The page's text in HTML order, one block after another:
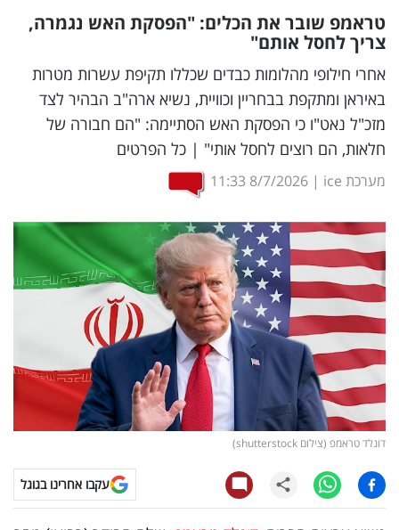
דיגיטל
וטק
שיווק
ופרסום
משפט
מדדים
ומחקרים
דעות
רכילות
עסקית
קריפטו
ויראלי
טלוויזיה
טראמפ שובר את הכלים: "הפסקת האש נגמרה,
צריך לחסל אותם"
אחרי חילופי מהלומות כבדים שכללו תקיפת עשרות מטרות
באיראן ומתקפת בבחריין וכוויית, נשיא ארה"ב הבהיר לצד
מזכ"ל נאט"ו כי הפסקת האש הסתיימה: "הם חבורה של
חלאות, הם רוצים לחסל אותי" | כל הפרטים
מערכת ice |
8/7/2026
11:33
דונלד טראמפ (צילום shutterstock)
עקבו אחרינו בגוגל